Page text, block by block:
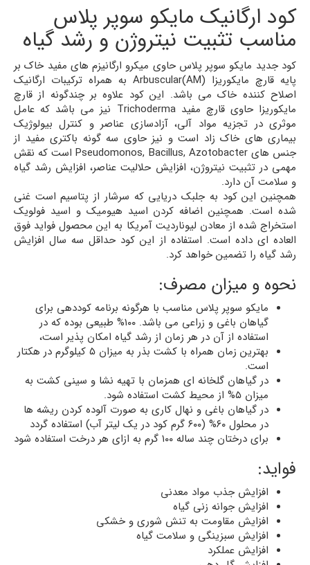
کود ارگانیک مایکو سوپر پلاس
مناسب تثبیت نیتروژن و رشد گیاه
کود جدید مایکو سوپر پلاس حاوی میکرو ارگانیزم های مفید خاک بر
پایه قارچ مایکوریزا (Arbuscular(AM به همراه ترکیبات ارگانیک
اصلاح کننده خاک می باشد. این کود علاوه بر چندگونه از قارچ
مایکوریزا حاوی قارچ مفید Trichoderma نیز می باشد که عامل
موثری در تجزیه مواد آلی، آزادسازی عناصر و کنترل بیولوژیک
بیماری های خاک زاد است و نیز حاوی سه گونه باکتری مفید از
جنس های Pseudomonos, Bacillus, Azotobacter است که نقش
مهمی در تثبیت نیتروژن، افزایش حلالیت عناصر، افزایش رشد گیاه
و سلامت آن دارد.
همچنین این کود به جلبک دریایی که سرشار از پتاسیم است غنی
شده است. همچنین اضافه کردن اسید هیومیک و اسید فولویک
استخراج شده از معادن لیوناردیت آمریکا به این محصول فواید فوق
العاده ای داده است. استفاده از این کود حداقل سه سال افزایش
رشد گیاه را تضمین خواهد کرد.
نحوه و میزان مصرف:
مایکو سوپر پلاس مناسب با هرگونه برنامه کوددهی برای
گیاهان باغی و زراعی می باشد. ۱۰۰% طبیعی بوده که در
استفاده از آن در هر زمان از رشد گیاه امکان پذیر است،
بهترین زمان همراه با کشت بذر به میزان ۵ کیلوگرم در هکتار
است.
در گیاهان گلخانه ای همزمان با تهیه نشا و سینی کشت به
میزان ۵% از محیط کشت استفاده شود.
در گیاهان باغی و نهال کاری به صورت آلوده کردن ریشه ها
در محلول ۶۰% (۶۰۰ گرم کود در یک لیتر آب) استفاده گردد
برای درختان چند ساله ۱۰۰ گرم به ازای هر درخت استفاده شود
فواید:
افزایش جذب مواد معدنی
افزایش جوانه زنی گیاه
افزایش مقاومت به تنش شوری و خشکی
افزایش سبزینگی و سلامت گیاه
افزایش عملکرد